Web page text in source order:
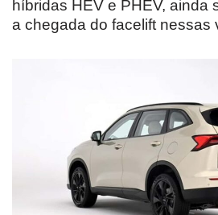
híbridas HEV e PHEV, ainda
a chegada do facelift nessas